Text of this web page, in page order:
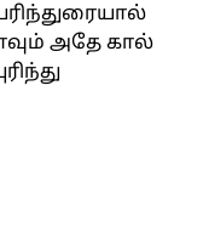
அதே கால்